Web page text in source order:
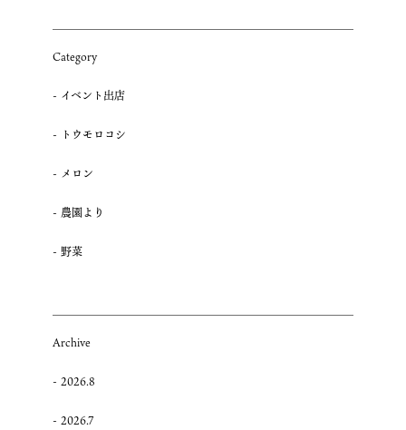
ン
売
程
ご
内”
Category
イベント出店
トウモロコシ
メロン
農園より
野菜
Archive
2026.8
2026.7